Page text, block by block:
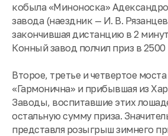
кобыла «Миноноска»
завода (наездник — И. В.
закончившая дистанцию в 2
Конный завод полчил приз в 2500
Второе, третье и четвертое моста
«Гармонична» и прибывшая из
Заводы, воспитавшие этих
остальную сумму приза.
представля розыгрыш зимнего